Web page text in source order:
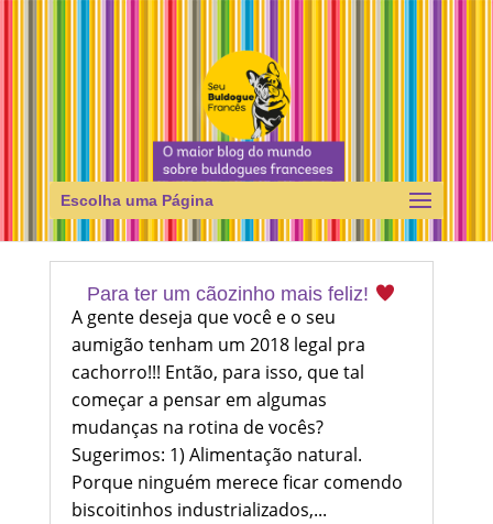
Escolha uma Página
Para ter um cãozinho mais feliz!
A gente deseja que você e o seu
aumigão tenham um 2018 legal pra
cachorro!!! Então, para isso, que tal
começar a pensar em algumas
mudanças na rotina de vocês?
Sugerimos: 1) Alimentação natural.
Porque ninguém merece ficar comendo
biscoitinhos industrializados,...